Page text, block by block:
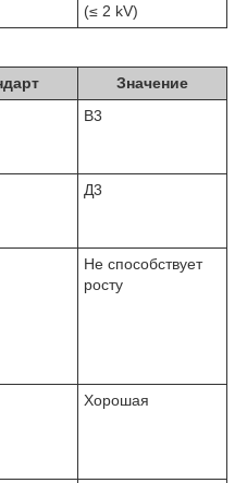
(≤ 2 kV)
Значение
В3
Д3
Не способствует
росту
Хорошая